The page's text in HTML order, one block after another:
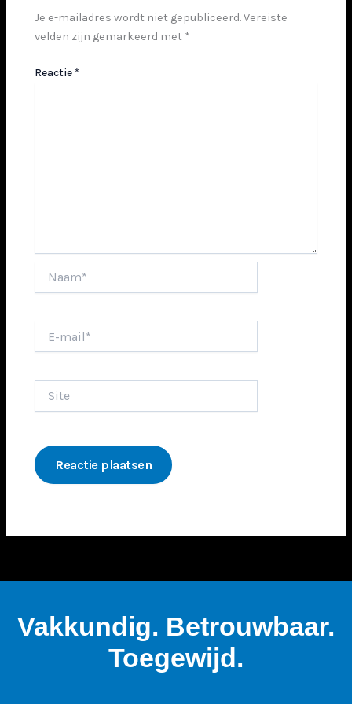
Je e-mailadres wordt niet gepubliceerd.Vereiste
velden zijn gemarkeerd met *
Reactie *
mail*
Vakkundig. Betrouwbaar.
Toegewijd.